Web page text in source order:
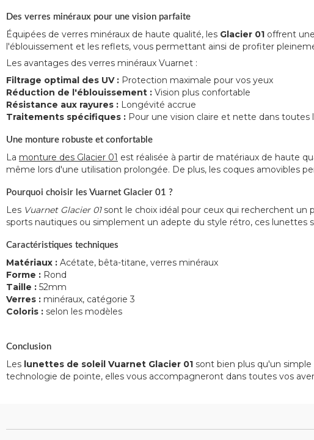
Des verres minéraux pour une vision parfaite
Équipées de verres minéraux de haute qualité, les Glacier 01 offrent
l'éblouissement et les reflets, vous permettant ainsi de profiter
Les avantages des verres minéraux Vuarnet :
Filtrage optimal des UV : Protection maximale pour vos yeux
Réduction de l'éblouissement : Vision plus confortable
Résistance aux rayures : Longévité accrue
Traitements spécifiques : Pour une vision claire et nette dans toutes
Une monture robuste et confortable
La monture des Glacier 01 est réalisée à partir de matériaux de haute
même lors d'une utilisation prolongée. De plus, les coques amovibles
Pourquoi choisir les Vuarnet Glacier 01 ?
Les Vuarnet Glacier 01sont le choix idéal pour ceux qui recherchent un
sports nautiques ou simplement un adepte du style rétro, ces lunettes
Caractéristiques techniques
Matériaux : Acétate, bêta-titane, verres minéraux
Forme : Rond
Taille : 52mm
Verres : minéraux, catégorie 3
Coloris : selon les modèles
Conclusion
Les lunettes de soleil Vuarnet Glacier 01 sont bien plus qu'un
technologie de pointe, elles vous accompagneront dans toutes vos